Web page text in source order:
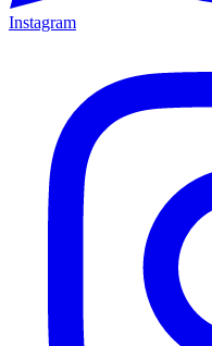
Instagram